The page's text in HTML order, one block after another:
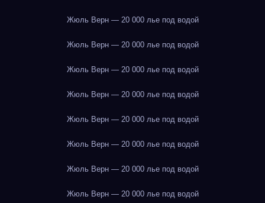
Жюль Верн — 20 000 лье под водой
Жюль Верн — 20 000 лье под водой
Жюль Верн — 20 000 лье под водой
Жюль Верн — 20 000 лье под водой
Жюль Верн — 20 000 лье под водой
Жюль Верн — 20 000 лье под водой
Жюль Верн — 20 000 лье под водой
Жюль Верн — 20 000 лье под водой